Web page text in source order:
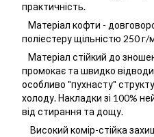
практичність.
Матеріал кофти -
поліестеру щільністю 250 г/
Матеріал стійкий до
промокає та швидко
особливо "пухнасту"
холоду. Накладки зі 100%
від стирання та дощу.
Високий комір-стійка